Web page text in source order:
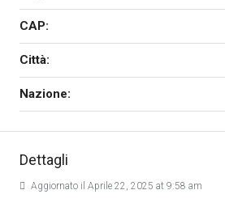
CAP:
Città:
Nazione:
Dettagli
Aggiornato il Aprile 22, 2025 at 9:58 am